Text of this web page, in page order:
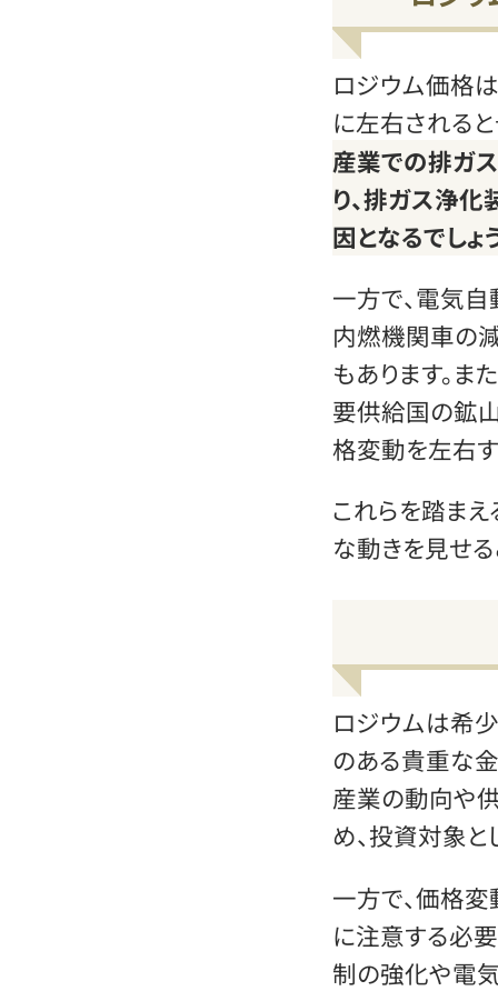
ロジウム価格
に左右されると
産業での排ガ
り、排ガス浄
因となるでしょ
一方で、電気自
内燃機関車の
もあります。ま
要供給国の鉱
格変動を左右
これらを踏ま
な動きを見せ
ロジウムは希
のある貴重な
産業の動向や
め、投資対象と
一方で、価格
に注意する必
制の強化や電